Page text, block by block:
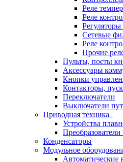
Реле
Реле
Сетевые
Реле
Прочие
Пульты, посты
Аксессуары
Кнопки
Контакторы,
Переключатели
Выключатели
Приводная техника
Устройства
Преобразователи
Конденсаторы
Модульное
Автоматические